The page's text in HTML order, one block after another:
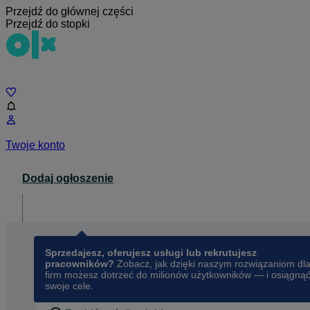
Przejdź do głównej części
Przejdź do stopki
Twoje konto
Dodaj ogłoszenie
Sprzedajesz, oferujesz usługi lub rekrutujesz
pracowników? Zobacz, jak dzięki naszym rozwiązaniom dla
firm możesz dotrzeć do milionów użytkowników — i osiągnąć
swoje cele.